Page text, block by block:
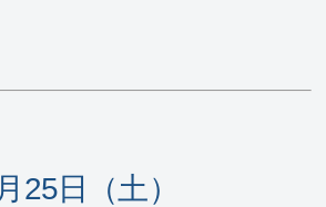
25日（土）